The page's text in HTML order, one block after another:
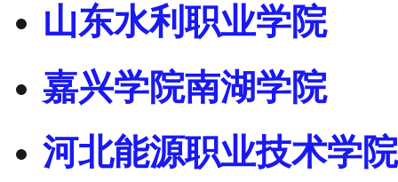
山东水利职业学院
嘉兴学院南湖学院
河北能源职业技术学院